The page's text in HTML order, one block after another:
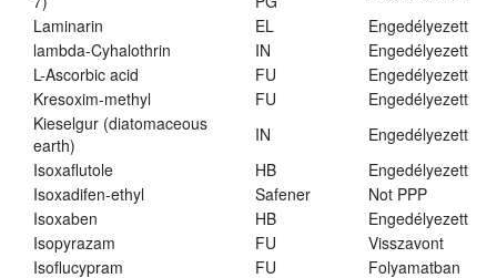
Laminarin
EL
Engedélyezett
lambda-Cyhalothrin
IN
Engedélyezett
L-Ascorbic acid
FU
Engedélyezett
Kresoxim-methyl
FU
Engedélyezett
Kieselgur (diatomaceous
earth)
IN
Engedélyezett
Isoxaflutole
HB
Engedélyezett
Isoxadifen-ethyl
Safener
Not PPP
Isoxaben
HB
Engedélyezett
Isopyrazam
FU
Visszavont
Isoflucypram
FU
Folyamatban